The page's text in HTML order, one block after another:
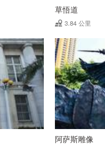
草悟道
3.84 公里
阿萨斯雕像